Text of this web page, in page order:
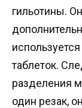
гильотины.
таблеток.
разделения
один резак,